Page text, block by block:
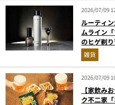
2026/07/09
ルーティ
ムライン
のヒゲ剃
雑貨
2026/07/09
【家飲み
ク不二家